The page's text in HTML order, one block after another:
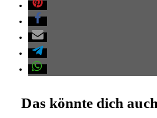
Das könnte dich